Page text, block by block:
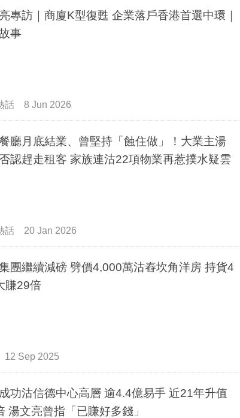
專訪｜商廈K型復甦 企業落戶香港首選中環｜
事
話 8 Jun 2026
廳月底結業、曾堅持「蝕住做」！大業主湯
認趕走租客 家族連沽22項物業再惹撲水疑雲
話 20 Jan 2026
團繼續減磅 劈價4,000萬沽舂坎角洋房 持貨4
賺29倍
12 Sep 2025
功沽信德中心高層 逾4.4億易手 近21年升值
湯文亮曾指「已賺好多錢」